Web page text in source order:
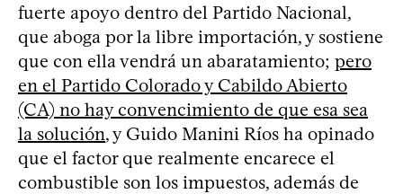
fuerte apoyo dentro del Partido Nacional,
que aboga por la libre importación, y sostiene
que con ella vendrá un abaratamiento; pero
en el Partido Colorado y Cabildo Abierto
(CA) no hay convencimiento de que esa sea
la solución, y Guido Manini Ríos ha opinado
que el factor que realmente encarece el
combustible son los impuestos, además de